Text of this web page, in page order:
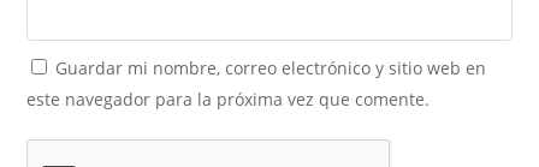
Guardar mi nombre, correo electrónico y sitio web en
este navegador para la próxima vez que comente.